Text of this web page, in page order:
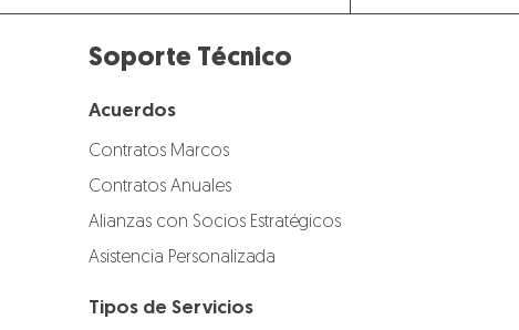
Soporte Técnico
Acuerdos
Contratos Marcos
Contratos Anuales
Alianzas con Socios Estratégicos
Asistencia Personalizada
Tipos de Servicios